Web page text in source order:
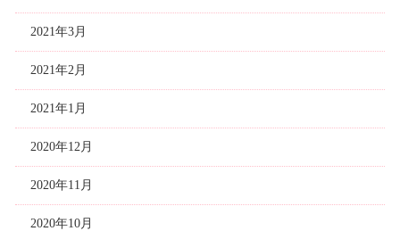
2021年3月
2021年2月
2021年1月
2020年12月
2020年11月
2020年10月